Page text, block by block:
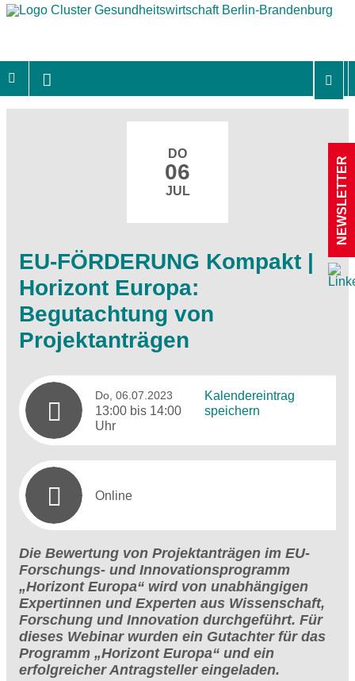
DO
06
JUL
EU-FÖRDERUNG Kompakt |
Horizont Europa:
Begutachtung von
Projektanträgen
Do, 06.07.2023
13:00 bis 14:00
Uhr
Kalendereintrag
speichern
Online
Die Bewertung von Projektanträgen im EU-
Forschungs- und Innovationsprogramm
„Horizont Europa“ wird von unabhängigen
Expertinnen und Experten aus Wissenschaft,
Forschung und Innovation durchgeführt. Für
dieses Webinar wurden ein Gutachter für das
Programm „Horizont Europa“ und ein
erfolgreicher Antragsteller eingeladen.
NEWSLETTER